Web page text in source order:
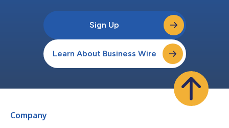
Sign Up
Learn About Business Wire
Company